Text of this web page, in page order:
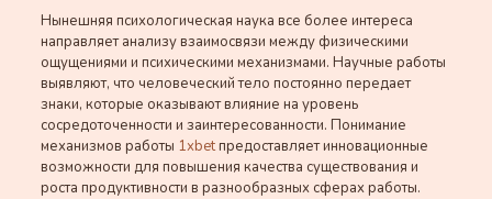
Нынешняя психологическая наука все более интереса
направляет анализу взаимосвязи между физическими
ощущениями и психическими механизмами. Научные работы
выявляют, что человеческий тело постоянно передает
знаки, которые оказывают влияние на уровень
сосредоточенности и заинтересованности. Понимание
механизмов работы 1хbetпредоставляет инновационные
возможности для повышения качества существования и
роста продуктивности в разнообразных сферах работы.